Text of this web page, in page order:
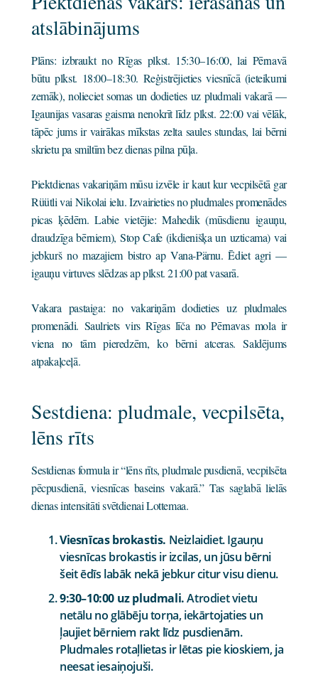
atslābinājums
Plāns: izbraukt no Rīgas plkst. 15:30–16:00, lai Pērnavā
būtu plkst. 18:00–18:30. Reģistrējieties viesnīcā (ieteikumi
zemāk), nolieciet somas un dodieties uz pludmali vakarā —
Igaunijas vasaras gaisma nenokrīt līdz plkst. 22:00 vai vēlāk,
tāpēc jums ir vairākas mīkstas zelta saules stundas, lai bērni
skrietu pa smiltīm bez dienas pilna pūļa.
Piektdienas vakariņām mūsu izvēle ir kaut kur vecpilsētā gar
Rüütli vai Nikolai ielu. Izvairieties no pludmales promenādes
picas ķēdēm. Labie vietējie: Mahedik (mūsdienu igauņu,
draudzīga bērniem), Stop Cafe (ikdienišķa un uzticama) vai
jebkurš no mazajiem bistro ap Vana-Pärnu. Ēdiet agri —
igauņu virtuves slēdzas ap plkst. 21:00 pat vasarā.
Vakara pastaiga: no vakariņām dodieties uz pludmales
promenādi. Saulriets virs Rīgas līča no Pērnavas mola ir
viena no tām pieredzēm, ko bērni atceras. Saldējums
atpakaļceļā.
Sestdiena: pludmale, vecpilsēta,
lēns rīts
Sestdienas formula ir “lēns rīts, pludmale pusdienā, vecpilsēta
pēcpusdienā, viesnīcas baseins vakarā.” Tas saglabā lielās
dienas intensitāti svētdienai Lottemaa.
Viesnīcas brokastis. Neizlaidiet. Igauņu
viesnīcas brokastis ir izcilas, un jūsu bērni
šeit ēdīs labāk nekā jebkur citur visu dienu.
9:30–10:00 uz pludmali.Atrodiet vietu
netālu no glābēju torņa, iekārtojaties un
ļaujiet bērniem rakt līdz pusdienām.
Pludmales rotaļlietas ir lētas pie kioskiem, ja
neesat iesaiņojuši.